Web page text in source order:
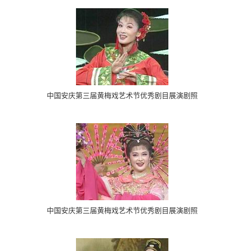
中国安庆第三届黄梅戏艺术节优秀剧目展演剧照
中国安庆第三届黄梅戏艺术节优秀剧目展演剧照